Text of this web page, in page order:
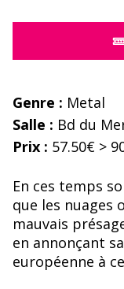
Genre : Metal
Salle : Bd du
Prix : 57.50€ >
En ces temps
que les nuages
mauvais
en annonçant
européenne à